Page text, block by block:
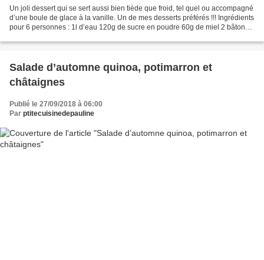
Un joli dessert qui se sert aussi bien tiède que froid, tel quel ou accompagné
d’une boule de glace à la vanille. Un de mes desserts préférés !!! Ingrédients
pour 6 personnes : 1l d’eau 120g de sucre en poudre 60g de miel 2 bâtons
Salade d’automne quinoa, potimarron et
châtaignes
Publié le 27/09/2018 à 06:00
Par ptitecuisinedepauline